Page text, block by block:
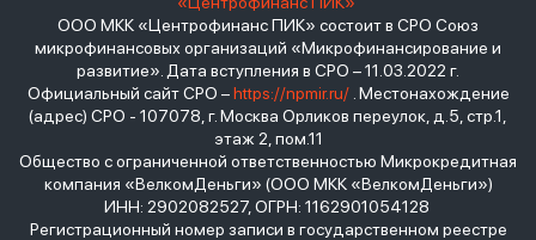
ООО МКК «Центрофинанс ПИК» состоит в СРО Союз
микрофинансовых организаций «Микрофинансирование и
развитие». Дата вступления в СРО – 11.03.2022 г.
Официальный сайт СРО –https://npmir.ru/. Местонахождение
(адрес) СРО - 107078, г. Москва Орликов переулок, д.5, стр.1,
этаж 2, пом.11
Общество с ограниченной ответственностью Микрокредитная
компания «ВелкомДеньги» (ООО МКК «ВелкомДеньги»)
ИНН: 2902082527, ОГРН: 1162901054128
Регистрационный номер записи в государственном реестре